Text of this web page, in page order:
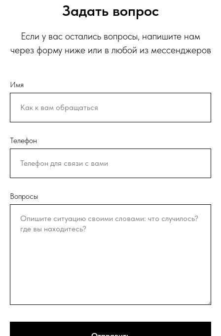
Задать вопрос
Если у вас остались вопросы, напишите нам
через форму ниже или в любой из мессенджеров
Имя
Телефон
Вопросы